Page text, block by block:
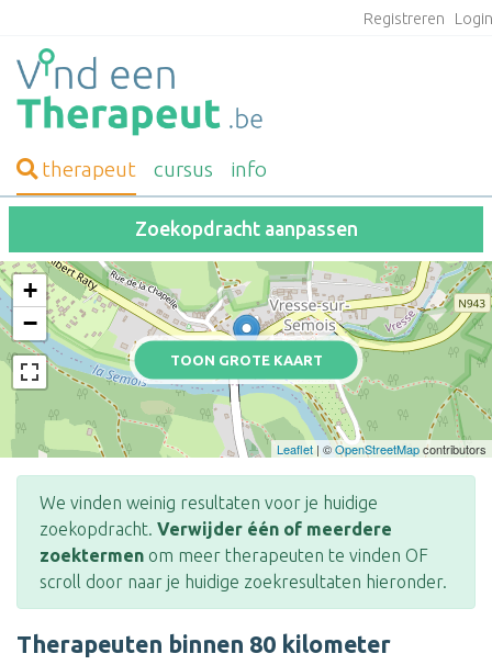
Registreren
therapeut cursus info
Zoekopdracht aanpassen
TOON GROTE KAART
+
−
Leaflet | ©OpenStreetMapcontributors
We vinden weinig resultaten voor je huidige
zoekopdracht. Verwijder één of meerdere
zoektermen om meer therapeuten te vinden OF
scroll door naar je huidige zoekresultaten hieronder.
Therapeuten binnen 80 kilometer